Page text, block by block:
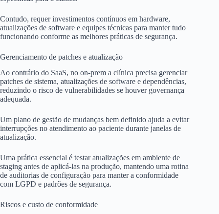
Contudo, requer investimentos contínuos em hardware,
atualizações de software e equipes técnicas para manter tudo
funcionando conforme as melhores práticas de segurança.
Gerenciamento de patches e atualização
Ao contrário do SaaS, no on-prem a clínica precisa gerenciar
patches de sistema, atualizações de software e dependências,
reduzindo o risco de vulnerabilidades se houver governança
adequada.
Um plano de gestão de mudanças bem definido ajuda a evitar
interrupções no atendimento ao paciente durante janelas de
atualização.
Uma prática essencial é testar atualizações em ambiente de
staging antes de aplicá-las na produção, mantendo uma rotina
de auditorias de configuração para manter a conformidade
com LGPD e padrões de segurança.
Riscos e custo de conformidade